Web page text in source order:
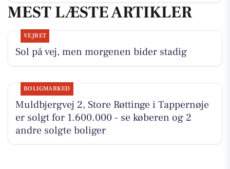
MEST LÆSTE ARTIKLER
VEJRET
Sol på vej, men morgenen bider stadig
BOLIGMARKED
Muldbjergvej 2, Store Røttinge i Tappernøje
er solgt for 1.600.000 - se køberen og 2
andre solgte boliger